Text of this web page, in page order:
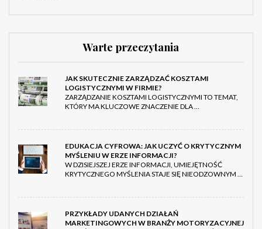
Warte przeczytania
JAK SKUTECZNIE ZARZĄDZAĆ KOSZTAMI
LOGISTYCZNYMI W FIRMIE?
ZARZĄDZANIE KOSZTAMI LOGISTYCZNYMI TO TEMAT,
KTÓRY MA KLUCZOWE ZNACZENIE DLA …
EDUKACJA CYFROWA: JAK UCZYĆ O KRYTYCZNYM
MYŚLENIU W ERZE INFORMACJI?
W DZISIEJSZEJ ERZE INFORMACJI, UMIEJĘTNOŚĆ
KRYTYCZNEGO MYŚLENIA STAJE SIĘ NIEODZOWNYM …
PRZYKŁADY UDANYCH DZIAŁAŃ
MARKETINGOWYCH W BRANŻY MOTORYZACYJNEJ